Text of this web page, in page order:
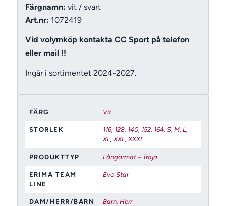
Färgnamn: vit / svart
Art.nr: 1072419
Vid volymköp kontakta CC Sport på telefon
eller mail !!
Ingår i sortimentet 2024-2027.
FÄRG Vit
STORLEK 116, 128, 140, 152, 164, S, M, L ,
XL , XXL , XXXL
PRODUKTTYP Långärmat – Tröja
ERIMA TEAM
LINE
Evo Star
DAM/HERR/BARN Barn, Herr